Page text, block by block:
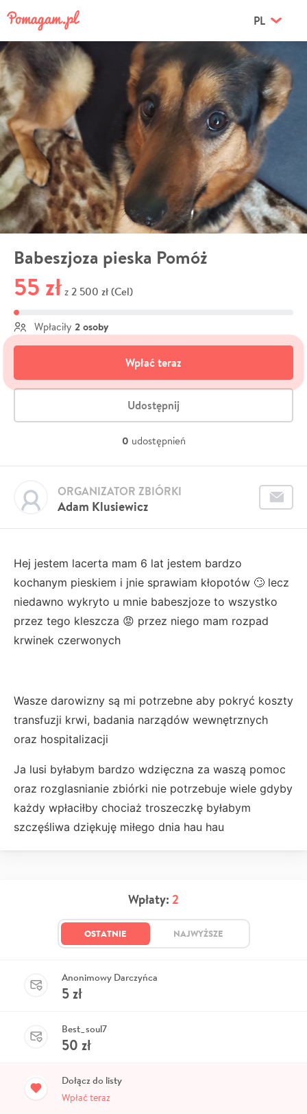
PL
Babeszjoza pieska Pomóż
55 zł z 2 500 zł (Cel)
Wpłaciły 2 osoby
Wpłać teraz
Udostępnij
0 udostępnień
Adam Klusiewicz
ORGANIZATOR ZBIÓRKI
Hej jestem lacerta mam 6 lat jestem bardzo
kochanym pieskiem i jnie sprawiam kłopotów 🙄 lecz
niedawno wykryto u mnie babeszjoze to wszystko
przez tego kleszcza 😡 przez niego mam rozpad
krwinek czerwonych
Wasze darowizny są mi potrzebne aby pokryć koszty
transfuzji krwi, badania narządów wewnętrznych
oraz hospitalizacji
Ja lusi byłabym bardzo wdzięczna za waszą pomoc
oraz rozglasnianie zbiórki nie potrzebuje wiele gdyby
każdy wpłaciłby chociaż troszeczkę byłabym
szczęśliwa dziękuję miłego dnia hau hau
Wpłaty: 2
OSTATNIE NAJWYŻSZE
Anonimowy Darczyńca
5zł
Best_soul7
50 zł
Dołącz do listy
Wpłać teraz